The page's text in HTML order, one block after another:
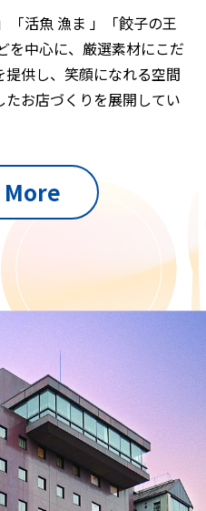
「活魚 漁ま 」「餃子の王
を中心に、厳選素材にこだ
供し、笑顔になれる空間
お店づくりを展開してい
More